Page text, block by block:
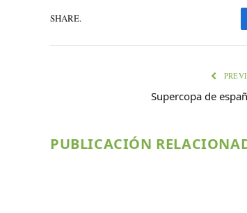
SHARE.
Supercopa de
PUBLICACIÓN